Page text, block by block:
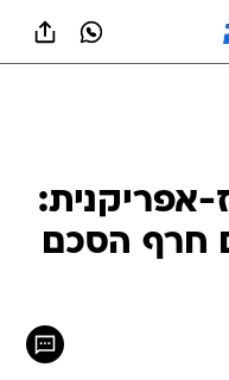
אפריקנית:
הרוגים חרף הסכם